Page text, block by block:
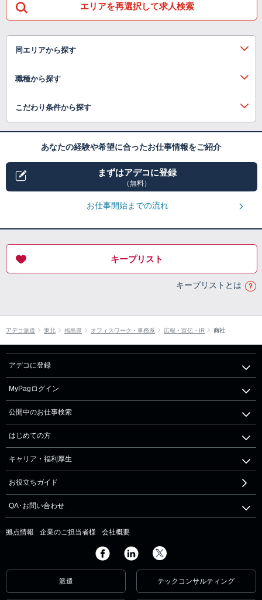
エリアを再選択して求人検索
同エリアから探す
職種から探す
こだわり条件から探す
あなたの経験や希望に合ったお仕事情報をご紹介
まずはアデコに登録
（無料）
お仕事開始までの流れ
キープリスト
キープリストとは
アデコ派遣 東北 福島県 オフィスワーク・事務系 広報・宣伝・IR 商社
アデコに登録
MyPagログイン
公開中のお仕事検索
はじめての方
キャリア・福利厚生
お役立ちガイド
QA･お問い合わせ
拠点情報 企業のご担当者様 会社概要
派遣 テックコンサルティング